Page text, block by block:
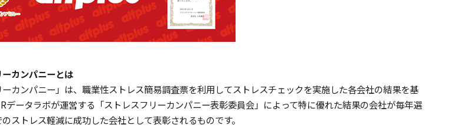
カンパニーとは
ーカンパニー」は、職業性ストレス簡易調査票を利用してストレスチェックを実施した各会社の結果を基
データラボが運営する「ストレスフリーカンパニー表彰委員会」によって特に優れた結果の会社が毎年選
ストレス軽減に成功した会社として表彰されるものです。